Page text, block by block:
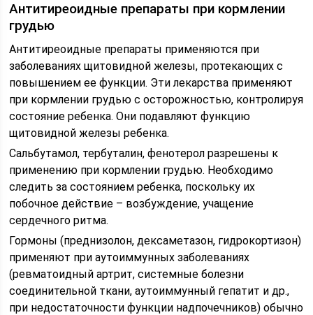
Антитиреоидные препараты при кормлении
грудью
Антитиреоидные препараты применяются при
заболеваниях щитовидной железы, протекающих с
повышением ее функции. Эти лекарства применяют
при кормлении грудью с осторожностью, контролируя
состояние ребенка. Они подавляют функцию
щитовидной железы ребенка.
Сальбутамол, тербуталин, фенотерол разрешены к
применению при кормлении грудью. Необходимо
следить за состоянием ребенка, поскольку их
побочное действие – возбуждение, учащение
сердечного ритма.
Гормоны (преднизолон, дексаметазон, гидрокортизон)
применяют при аутоиммунных заболеваниях
(ревматоидный артрит, системные болезни
соединительной ткани, аутоиммунный гепатит и др.,
при недостаточности функции надпочечников) обычно